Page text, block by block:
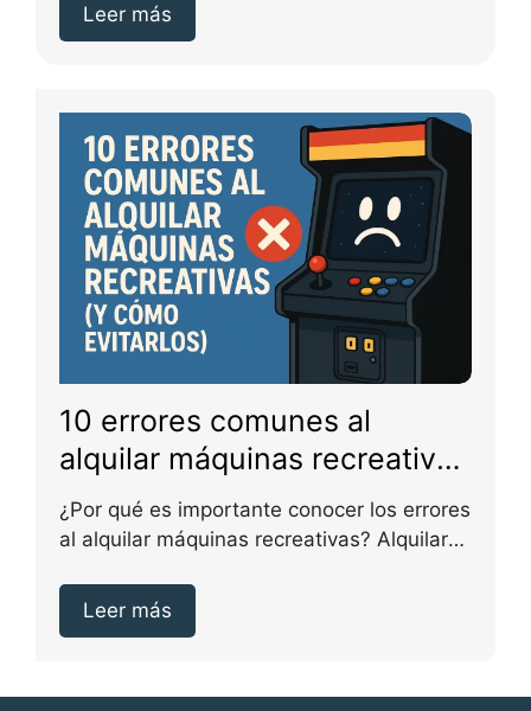
Leer más
10 errores comunes al
alquilar máquinas recreativas
(y cómo evitarlos)
¿Por qué es importante conocer los errores
al alquilar máquinas recreativas? Alquilar
Leer más